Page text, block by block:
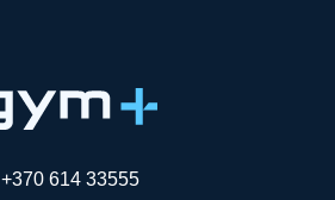
+370 614 33555